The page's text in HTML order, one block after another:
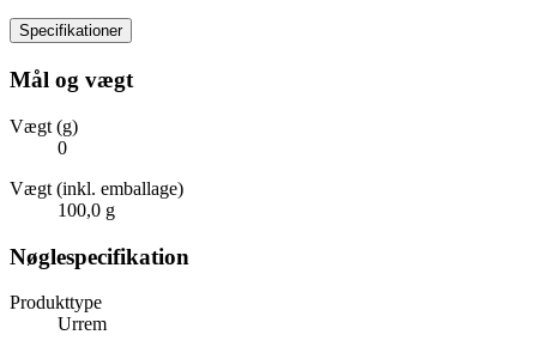
Specifikationer
Mål og vægt
Vægt (g)
0
Vægt (inkl. emballage)
100,0 g
Nøglespecifikation
Produkttype
Urrem